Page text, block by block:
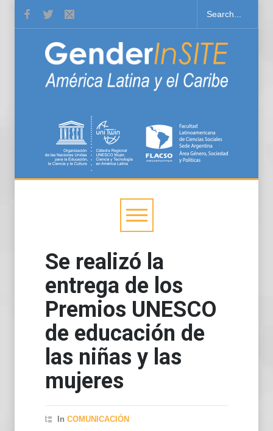
Se realizó la
entrega de los
Premios UNESCO
de educación de
las niñas y las
mujeres
In COMUNICACIÓN